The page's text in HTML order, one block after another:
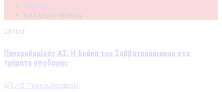
Αρχική
Κολλέγιο Ντερή
28Νοέ
Πανερυθραϊκός ΑΣ: Η δράση του Σαββατοκύριακου στα
τμήματα υποδομής